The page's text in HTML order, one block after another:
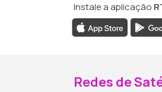
Instale a aplicação
Redes de